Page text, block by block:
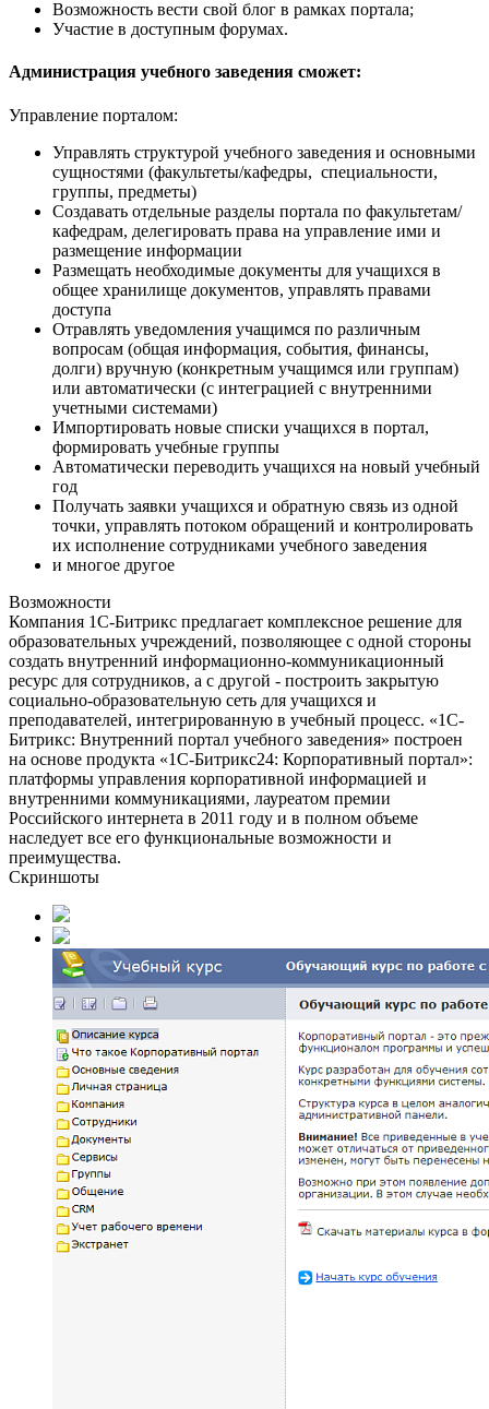
Возможность вести свой блог в рамках портала;
Участие в доступным форумах.
Администрация учебного заведения сможет:
Управление порталом:
Управлять структурой учебного заведения и основными
сущностями (факультеты/кафедры, специальности,
группы, предметы)
Создавать отдельные разделы портала по факультетам/
кафедрам, делегировать права на управление ими и
размещение информации
Размещать необходимые документы для учащихся в
общее хранилище документов, управлять правами
доступа
Отравлять уведомления учащимся по различным
вопросам (общая информация, события, финансы,
долги) вручную (конкретным учащимся или группам)
или автоматически (с интеграцией с внутренними
учетными системами)
Импортировать новые списки учащихся в портал,
формировать учебные группы
Автоматически переводить учащихся на новый учебный
год
Получать заявки учащихся и обратную связь из одной
точки, управлять потоком обращений и контролировать
их исполнение сотрудниками учебного заведения
и многое другое
Возможности
Компания 1С-Битрикс предлагает комплексное решение для
образовательных учреждений, позволяющее с одной стороны
создать внутренний информационно-коммуникационный
ресурс для сотрудников, а с другой - построить закрытую
социально-образовательную сеть для учащихся и
преподавателей, интегрированную в учебный процесс. «1С-
Битрикс: Внутренний портал учебного заведения» построен
на основе продукта «1С-Битрикс24: Корпоративный портал»:
платформы управления корпоративной информацией и
внутренними коммуникациями, лауреатом премии
Российского интернета в 2011 году и в полном объеме
наследует все его функциональные возможности и
преимущества.
Скриншоты